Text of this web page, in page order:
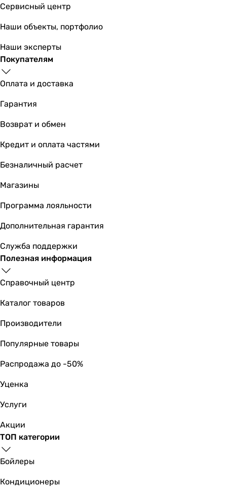
картриджный смеситель
картриджный смеситель
картриджный смеситель
картриджный смеситель, высокий смеситель (от 30 см)
картриджный смеситель
Подключение
к водопроводу
к водопроводу
к водопроводу
к водопроводу
к водопроводу
к водопроводу
Размер картриджа смесителя
28 мм
28 мм
28 мм
28 мм
28 мм
28 мм
28 мм
-
-
латунь
латунь
латунь
латунь
латунь
латунь
Сервисный центр
Наши объекты, портфолио
Наши эксперты
Покупателям
Оплата и доставка
Гарантия
Возврат и обмен
Кредит и оплата частями
Безналичный расчет
Магазины
Программа лояльности
Дополнительная гарантия
Служба поддержки
Полезная информация
Справочный центр
Каталог товаров
Производители
Популярные товары
Распродажа до -50%
Уценка
Услуги
Акции
ТОП категории
Бойлеры
Кондиционеры